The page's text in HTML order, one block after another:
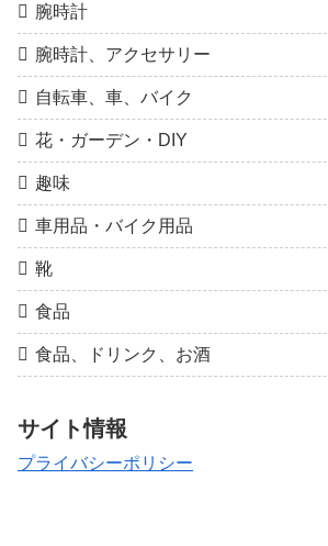
腕時計
腕時計、アクセサリー
自転車、車、バイク
花・ガーデン・DIY
趣味
車用品・バイク用品
靴
食品
食品、ドリンク、お酒
サイト情報
プライバシーポリシー